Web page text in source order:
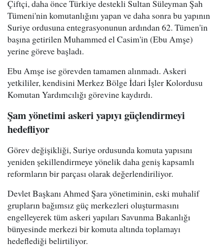
Çiftçi, daha önce Türkiye destekli Sultan Süleyman Şah
Tümeni'nin komutanlığını yapan ve daha sonra bu yapının
Suriye ordusuna entegrasyonunun ardından 62. Tümen'in
başına getirilen Muhammed el Casim'in (Ebu Amşe)
yerine göreve başladı.
Ebu Amşe ise görevden tamamen alınmadı. Askeri
yetkililer, kendisini Merkez Bölge İdari İşler Kolordusu
Komutan Yardımcılığı görevine kaydırdı.
Şam yönetimi askeri yapıyı güçlendirmeyi
hedefliyor
Görev değişikliği, Suriye ordusunda komuta yapısını
yeniden şekillendirmeye yönelik daha geniş kapsamlı
reformların bir parçası olarak değerlendiriliyor.
Devlet Başkanı Ahmed Şara yönetiminin, eski muhalif
grupların bağımsız güç merkezleri oluşturmasını
engelleyerek tüm askeri yapıları Savunma Bakanlığı
bünyesinde merkezi bir komuta altında toplamayı
hedeflediği belirtiliyor.